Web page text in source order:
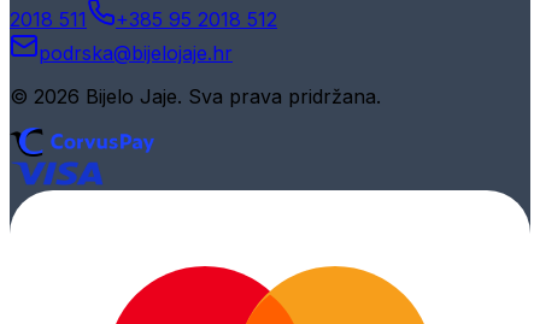
2018 511
+385 95 2018 512
podrska@bijelojaje.hr
© 2026 Bijelo Jaje. Sva prava pridržana.